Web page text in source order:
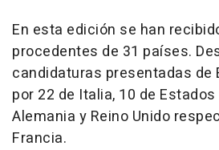
En esta edición se han
procedentes de 31 países.
candidaturas presentadas de
por 22 de Italia, 10 de Estados
Alemania y Reino Unido
Francia.